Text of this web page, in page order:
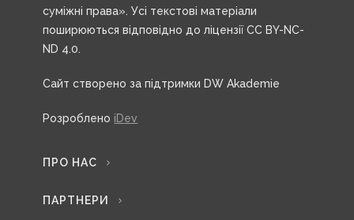
суміжні права». Усі текстові матеріали
поширюються відповідно до ліцензії CC BY-NC-
ND 4.0.
Сайт створено за підтримки DW Akademie
Розроблено iDev
ПРО НАС
ПАРТНЕРИ